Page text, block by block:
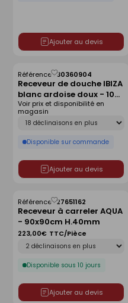
Ajouter au devis
Receveur de douche IBIZA
blanc ardoise doux - 100
x 100 cm
Référence :30360904
Déclinaison
Disponible sur commande
Voir prix et disponibilité en
magasin
Ajouter au devis
Enregistrer
comme
liste
Receveur à carreler AQUA
- 90x90cm H.40mm
Référence :27651162
Disponible sous 10 jours
223,00€ TTC/Pièce
Ajouter au devis
Enregistrer
comme
liste